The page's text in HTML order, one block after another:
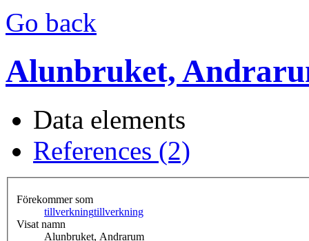
Go back
Alunbruket,
Data elements
References (2)
Förekommer som
tillverkningtillverkning
Visat namn
Alunbruket, Andrarum